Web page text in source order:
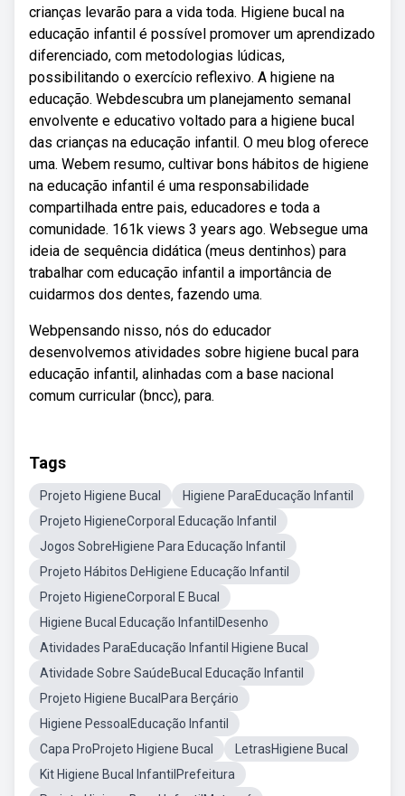
crianças levarão para a vida toda. Higiene bucal na
educação infantil é possível promover um aprendizado
diferenciado, com metodologias lúdicas,
possibilitando o exercício reflexivo. A higiene na
educação. Webdescubra um planejamento semanal
envolvente e educativo voltado para a higiene bucal
das crianças na educação infantil. O meu blog oferece
uma. Webem resumo, cultivar bons hábitos de higiene
na educação infantil é uma responsabilidade
compartilhada entre pais, educadores e toda a
comunidade. 161k views 3 years ago. Websegue uma
ideia de sequência didática (meus dentinhos) para
trabalhar com educação infantil a importância de
cuidarmos dos dentes, fazendo uma.
Webpensando nisso, nós do educador
desenvolvemos atividades sobre higiene bucal para
educação infantil, alinhadas com a base nacional
comum curricular (bncc), para.
Tags
Projeto Higiene Bucal
Higiene ParaEducação Infantil
Projeto HigieneCorporal Educação Infantil
Jogos SobreHigiene Para Educação Infantil
Projeto Hábitos DeHigiene Educação Infantil
Projeto HigieneCorporal E Bucal
Higiene Bucal Educação InfantilDesenho
Atividades ParaEducação Infantil Higiene Bucal
Atividade Sobre SaúdeBucal Educação Infantil
Projeto Higiene BucalPara Berçário
Higiene PessoalEducação Infantil
Capa ProProjeto Higiene Bucal
LetrasHigiene Bucal
Kit Higiene Bucal InfantilPrefeitura